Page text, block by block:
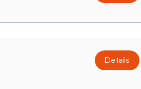
Details